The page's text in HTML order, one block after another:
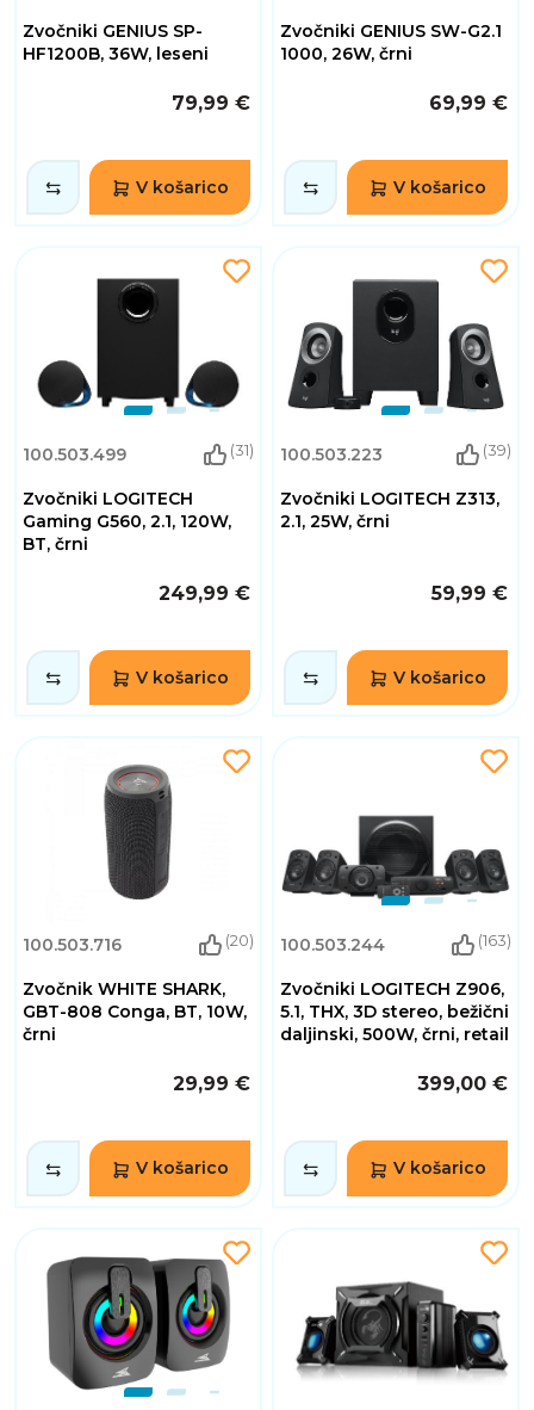
Zvočniki GENIUS SP-
HF1200B, 36W, leseni
79,99 €
V košarico
Zvočniki GENIUS SW-G2.1
1000, 26W, črni
69,99 €
V košarico
100.503.499 (31)
Zvočniki LOGITECH
Gaming G560, 2.1, 120W,
BT, črni
249,99 €
V košarico
100.503.223 (39)
Zvočniki LOGITECH Z313,
2.1, 25W, črni
59,99 €
V košarico
100.503.716 (20)
Zvočnik WHITE SHARK,
GBT-808 Conga, BT, 10W,
črni
29,99 €
V košarico
100.503.244 (163)
Zvočniki LOGITECH Z906,
5.1, THX, 3D stereo, bežični
daljinski, 500W, črni, retail
399,00 €
V košarico